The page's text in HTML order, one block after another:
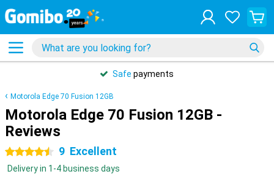
Safe payments
Motorola Edge 70 Fusion 12GB
Motorola Edge 70 Fusion 12GB -
Reviews
4.5 stars 9 Excellent
Delivery in 1-4 business days